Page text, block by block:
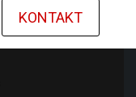
KONTAKT